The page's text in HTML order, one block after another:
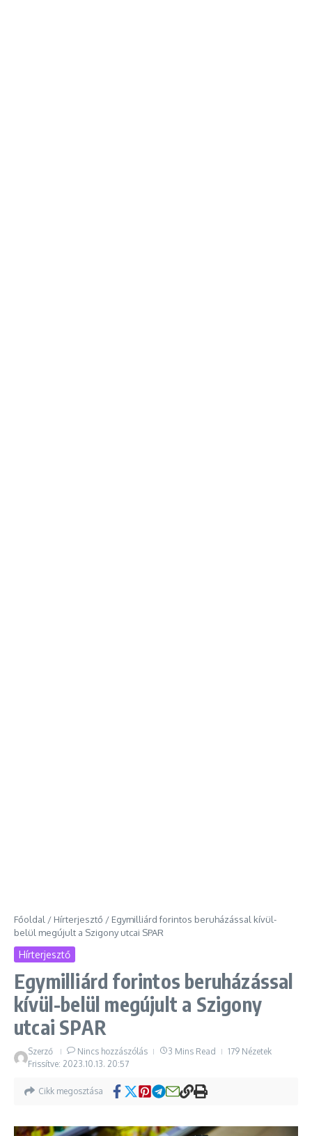
Főoldal / Hírterjesztő / Egymilliárd forintos beruházással kívül-
belül megújult a Szigony utcai SPAR
Hírterjesztő
Egymilliárd forintos beruházással
kívül-belül megújult a Szigony
utcai SPAR
Szerző Nincs hozzászólás 3 Mins Read
179 Nézetek
Frissítve: 2023.10.13. 20:57
Cikk megosztása